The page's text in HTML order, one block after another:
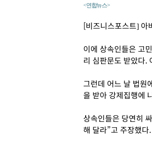
<연합뉴스>
[비즈니스포스트] 아
이에 상속인들은 고
리 심판문도 받았다.
그런데 어느 날 법원
을 받아 강제집행에
상속인들은 당연히
해 달라”고 주장했